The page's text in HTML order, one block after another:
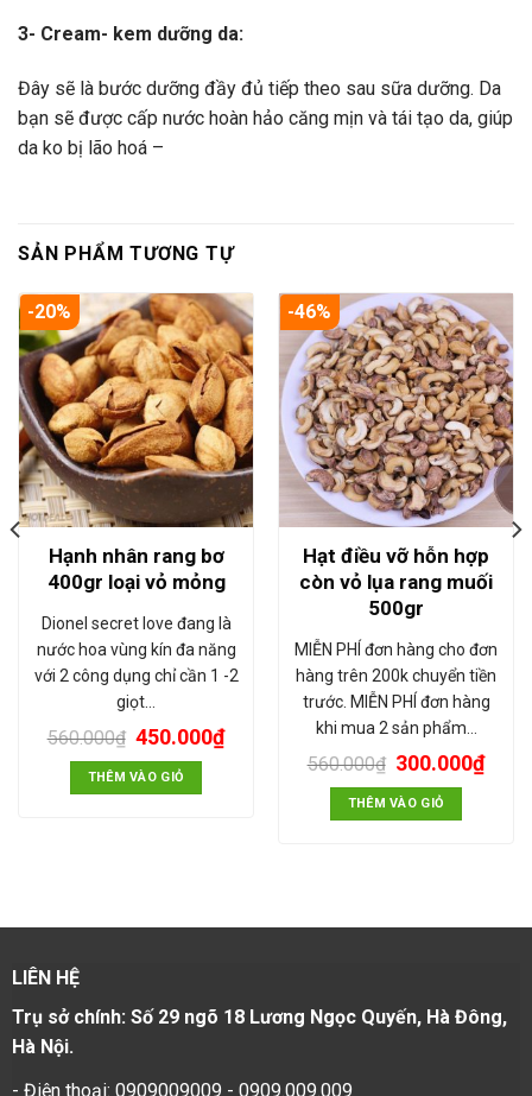
3- Cream- kem dưỡng da:
Đây sẽ là bước dưỡng đầy đủ tiếp theo sau sữa dưỡng. Da
bạn sẽ được cấp nước hoàn hảo căng mịn và tái tạo da, giúp
da ko bị lão hoá –
SẢN PHẨM TƯƠNG TỰ
-20%
Hạnh nhân rang bơ
400gr loại vỏ mỏng
Dionel secret love đang là
nước hoa vùng kín đa năng
với 2 công dụng chỉ cần 1 -2
giọt…
560.000₫ 450.000₫
THÊM VÀO GIỎ
-46%
Hạt điều vỡ hỗn hợp
còn vỏ lụa rang muối
500gr
MIỄN PHÍ đơn hàng cho đơn
hàng trên 200k chuyển tiền
trước. MIỄN PHÍ đơn hàng
khi mua 2 sản phẩm…
560.000₫ 300.000₫
THÊM VÀO GIỎ
LIÊN HỆ
Trụ sở chính: Số 29 ngõ 18 Lương Ngọc Quyến, Hà Đông,
Hà Nội.
- Điện thoại: 0909009009 - 0909.009.009